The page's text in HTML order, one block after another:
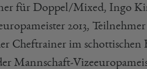
für Doppel/Mixed, Ingo
2013,
Cheftrainer im
Mannschaft-